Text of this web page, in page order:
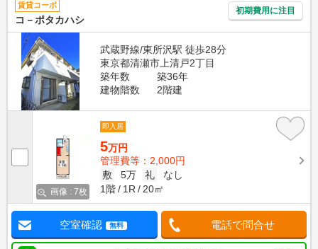
賃貸コーポ
コ－ポタカハシ
初期費用に注目
武蔵野線/東所沢駅 徒歩28分
東京都清瀬市上清戸2丁目
築年数
築36年
建物階数
2階建
画像 : 7枚
即入居
5万円
管理費等：2,000円
敷
5万 礼
なし
1階
1R 20㎡
空室確認 無料 電話で問合せ